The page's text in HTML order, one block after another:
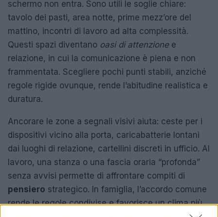
schermo non entra. Sono utili le soglie chiare:
tavolo dei pasti, area notte, prime mezz’ore del
mattino, incontri di lavoro ad alta complessità.
Questi spazi diventano oasi di attenzionee
relazione, in cui la comunicazione è piena e non
frammentata. Scegliere pochi punti stabili, anziché
regole rigide ovunque, rende l’abitudine realistica e
duratura.
Ancorare le zone a segnali visivi aiuta: ceste per i
dispositivi vicino alla porta, caricabatterie lontani
dai luoghi di relazione, cartellini discreti in ufficio. Al
lavoro, una stanza o una fascia oraria “profonda”
senza avvisi permette di affrontare compiti di
pensiero strategico. In famiglia, l’accordo comune
rende le regole condivise e favorisce un clima più